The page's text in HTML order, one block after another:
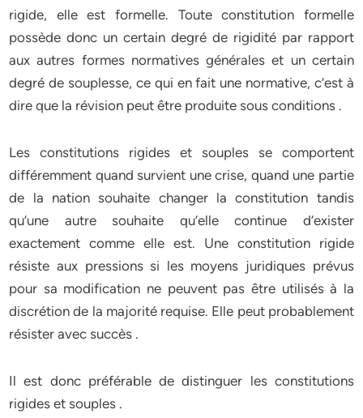
rigide, elle est formelle. Toute constitution formelle
possède donc un certain degré de rigidité par rapport
aux autres formes normatives générales et un certain
degré de souplesse, ce qui en fait une normative, c’est à
dire que la révision peut être produite sous conditions .
Les constitutions rigides et souples se comportent
différemment quand survient une crise, quand une partie
de la nation souhaite changer la constitution tandis
qu’une autre souhaite qu’elle continue d’exister
exactement comme elle est. Une constitution rigide
résiste aux pressions si les moyens juridiques prévus
pour sa modification ne peuvent pas être utilisés à la
discrétion de la majorité requise. Elle peut probablement
résister avec succès .
Il est donc préférable de distinguer les constitutions
rigides et souples .